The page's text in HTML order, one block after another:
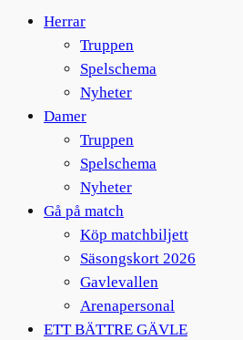
Herrar
Truppen
Spelschema
Nyheter
Damer
Truppen
Spelschema
Nyheter
Gå på match
Köp matchbiljett
Säsongskort 2026
Gavlevallen
Arenapersonal
ETT BÄTTRE GÄVLE